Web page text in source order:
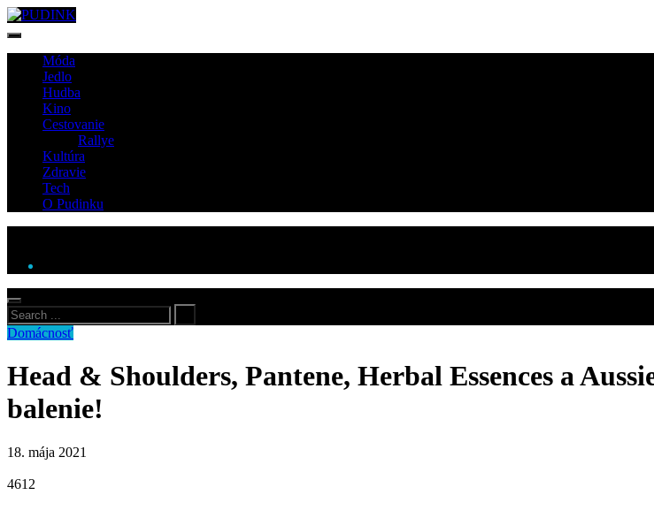
Móda
Jedlo
Hudba
Kino
Cestovanie
Rallye
Kultúra
Zdravie
Tech
O Pudinku
Domácnosť
Head & Shoulders, Pantene, Herbal Essences a
balenie!
18. mája 2021
4612